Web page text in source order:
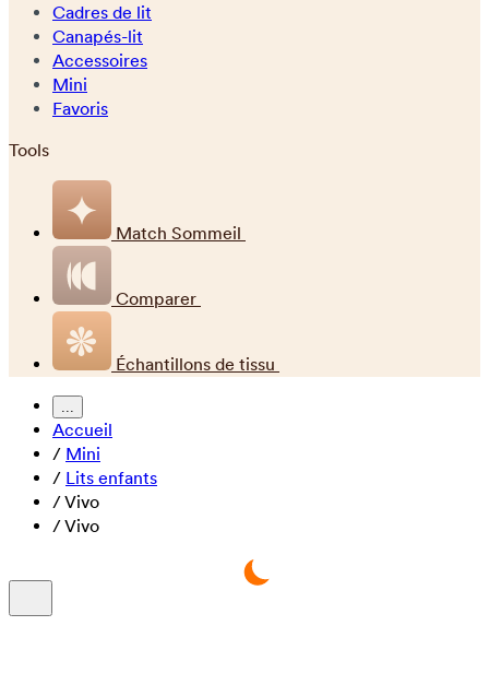
Cadres de lit
Canapés-lit
Accessoires
Mini
Favoris
Tools
Match Sommeil
Comparer
Échantillons de tissu
...
Accueil
/ Mini
/ Lits enfants
/Vivo
/Vivo